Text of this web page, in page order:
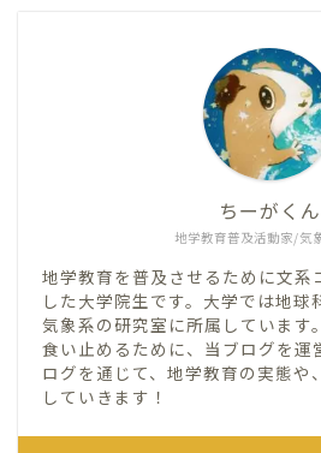
地学教育普及活動家/気
ちーがくん
地学教育を普及させるために文系
した大学院生です。大学では地球
気象系の研究室に所属しています
食い止めるために、当ブログを運
ログを通じて、地学教育の実態や
していきます！